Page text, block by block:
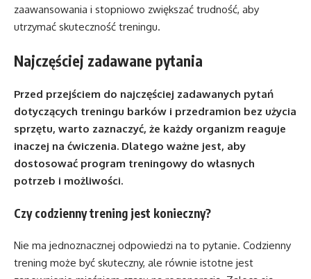
zaawansowania i stopniowo zwiększać trudność, aby
utrzymać skuteczność treningu.
Najczęściej zadawane pytania
Przed przejściem do najczęściej zadawanych pytań
dotyczących treningu barków i przedramion bez użycia
sprzętu, warto zaznaczyć, że każdy organizm reaguje
inaczej na ćwiczenia. Dlatego ważne jest, aby
dostosować program treningowy do własnych
potrzeb i możliwości.
Czy codzienny trening jest konieczny?
Nie ma jednoznacznej odpowiedzi na to pytanie. Codzienny
trening może być skuteczny, ale równie istotne jest